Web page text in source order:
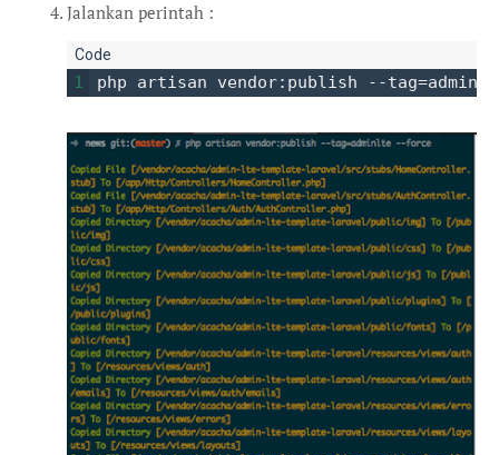
Jalankan perintah :
1 php artisan vendor:publish --